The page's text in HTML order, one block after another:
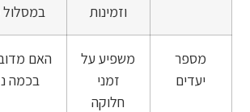
וזמינות
במסלול
מספר
יעדים
משפיע על
זמני
חלוקה
האם
בכמה